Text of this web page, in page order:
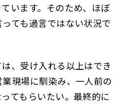
います。そのため、ほぼ
っても過言ではない状況で
、受け入れる以上はでき
現場に馴染み、一人前の
てもらいたい。最終的に